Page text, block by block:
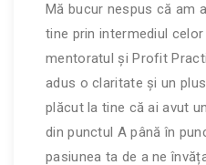
Mă bucur nespus că am
tine prin intermediul
mentoratul și Profit
adus o claritate și un
plăcut la tine că ai avut
din punctul A până în
pasiunea ta de a ne